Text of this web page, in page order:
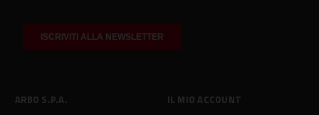
ARBO S.P.A. IL MIO ACCOUNT